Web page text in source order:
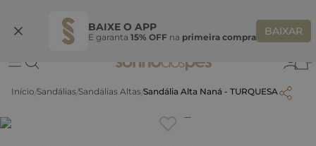
BAIXE O APP
E garanta 15% OFF na primeira compra BAIXAR
Ganhe 10% OFF na coleção utilizando o código do seu vendedor*
Sandálias Sandálias Altas Sandália Alta Naná - TURQUESA